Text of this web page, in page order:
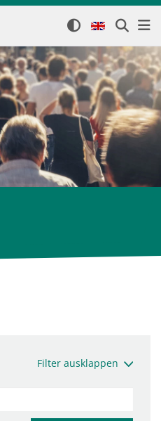
Filter ausklappen